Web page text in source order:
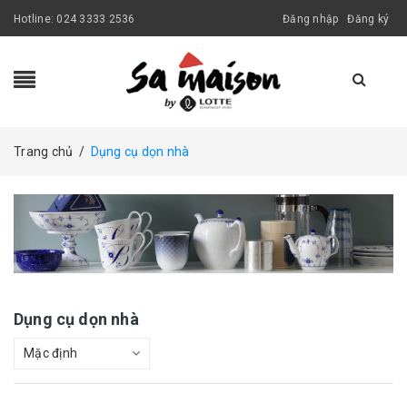
Hotline: 024 3333 2536 Đăng nhập Đăng ký
Trang chủ / Dụng cụ dọn nhà
Dụng cụ dọn nhà